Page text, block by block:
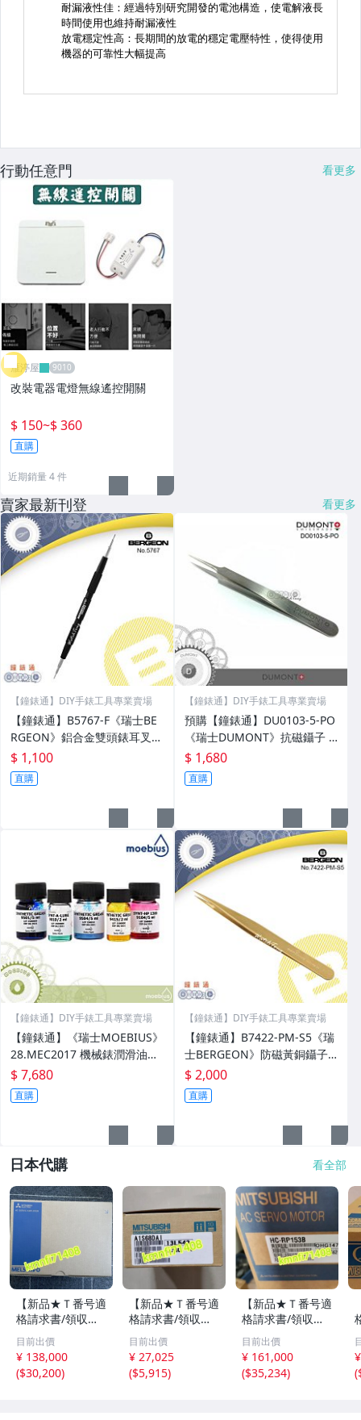
行動任意門 看更多
雁渟屋
改裝電器電燈無線遙控開關
$ 150~$ 360
直購
近期銷量 4 件
賣家最新刊登 看更多
【鐘錶通】DIY手錶工具專業賣場
【鐘錶通】B5767-F《瑞士BE
RGEON》鋁合金雙頭錶耳叉
1.2mmV字針頭+0.8mm針沖
├換錶帶/6767┤
$ 1,100
直購
【鐘錶通】DIY手錶工具專業賣場
預購【鐘錶通】DU0103-5-PO
《瑞士DUMONT》抗磁鑷子 /
寬柄尖頭├珠寶工具/手錶工具/
維修工具┤
$ 1,680
直購
【鐘錶通】DIY手錶工具專業賣場
【鐘錶通】《瑞士MOEBIUS》
28.MEC2017 機械錶潤滑油套
裝 9010 9104 9415 9501 950
4
$ 7,680
直購
【鐘錶通】DIY手錶工具專業賣場
【鐘錶通】B7422-PM-S5《瑞
士BERGEON》防磁黃銅鑷子 /
機芯拆修專用├修錶工具/手錶
工具┤
$ 2,000
直購
日本代購 看全部
【新品★Ｔ番号適
格請求書/領収
書】三菱電機 M
R-J70A サーボア
ンプ【６か月保
証】
目前出價
¥ 138,000
($30,200)
【新品★Ｔ番号適
格請求書/領収
書】 三菱電機 A1
S68DAI ディジタ
ル アナログ変換
ユニット★６ヶ月
目前出價
¥ 27,025
($5,915)
【新品★Ｔ番号適
格請求書/領収
書】三菱電機 HC-
RP153B サーボモ
ーター 【６ヶ月
保証】
目前出價
¥ 161,000
($35,234)
(